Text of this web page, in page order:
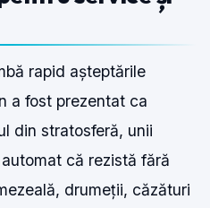
rapid așteptările
a fost prezentat ca
din stratosferă, unii
că rezistă fără
drumeții, căzături